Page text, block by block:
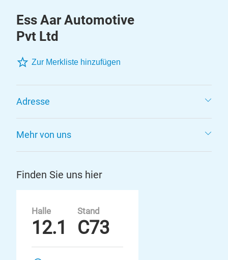
Ess Aar Automotive
Pvt Ltd
Zur Merkliste hinzufügen
Adresse
Mehr von uns
Finden Sie uns hier
Halle
12.1
Stand
C73